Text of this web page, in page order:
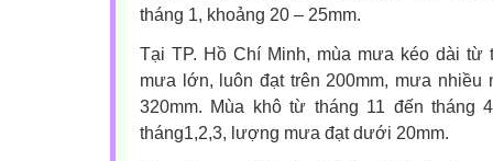
tháng 1, khoảng 20 – 25mm.
Tại TP. Hồ Chí Minh, mùa mưa kéo dài từ
mưa lớn, luôn đạt trên 200mm, mưa nhiều
320mm. Mùa khô từ tháng 11 đến tháng
tháng1,2,3, lượng mưa đạt dưới 20mm.